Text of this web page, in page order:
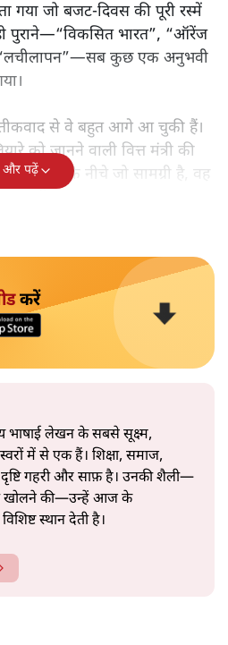
गया जो बजट‑दिवस की पूरी रस्में
पुराने—“विकसित भारत”, “ऑरेंज
“लचीलापन”—सब कुछ एक अनुभवी
से वे बहुत आगे आ चुकी हैं।
को जानने वाली वित्त मंत्री की
के नीचे जो सामग्री है, वह
भरी।
और पढ़ें
करें
भाषाई लेखन के सबसे सूक्ष्म,
में से एक हैं। शिक्षा, समाज,
गहरी और साफ़ है। उनकी शैली—
खोलने की—उन्हें आज के
स्थान देती है।